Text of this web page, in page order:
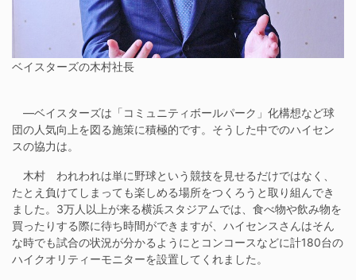
ベイスターズの木村社長
―ベイスターズは「コミュニティボールパーク」化構想など球
団の人気向上を図る施策に積極的です。そうした中でのハイセン
スの協力は。
木村 われわれは単に野球という競技を見せるだけではなく、
たとえ負けてしまっても楽しめる場所をつくろうと取り組んでき
ました。3万人以上が来る横浜スタジアムでは、食べ物や飲み物を
買ったりする際に待ち時間ができますが、ハイセンスさんはそん
な時でも試合の状況が分かるようにとコンコースなどに計180台の
ハイクオリティーモニターを設置してくれました。